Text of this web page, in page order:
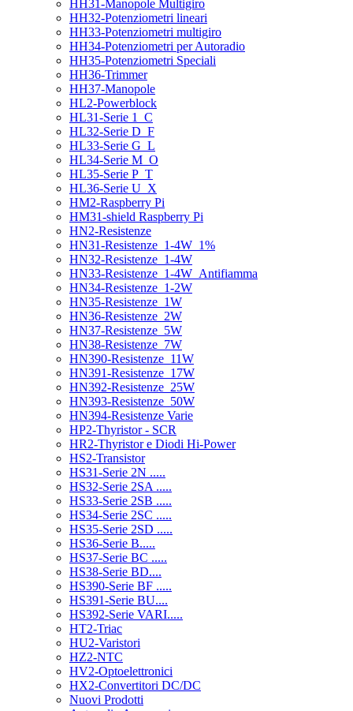
HH31-Manopole Multigiro
HH32-Potenziometri lineari
HH33-Potenziometri multigiro
HH34-Potenziometri per Autoradio
HH35-Potenziometri Speciali
HH36-Trimmer
HH37-Manopole
HL2-Powerblock
HL31-Serie 1_C
HL32-Serie D_F
HL33-Serie G_L
HL34-Serie M_O
HL35-Serie P_T
HL36-Serie U_X
HM2-Raspberry Pi
HM31-shield Raspberry Pi
HN2-Resistenze
HN31-Resistenze_1-4W_1%
HN32-Resistenze_1-4W
HN33-Resistenze_1-4W_Antifiamma
HN34-Resistenze_1-2W
HN35-Resistenze_1W
HN36-Resistenze_2W
HN37-Resistenze_5W
HN38-Resistenze_7W
HN390-Resistenze_11W
HN391-Resistenze_17W
HN392-Resistenze_25W
HN393-Resistenze_50W
HN394-Resistenze Varie
HP2-Thyristor - SCR
HR2-Thyristor e Diodi Hi-Power
HS2-Transistor
HS31-Serie 2N .....
HS32-Serie 2SA .....
HS33-Serie 2SB .....
HS34-Serie 2SC .....
HS35-Serie 2SD .....
HS36-Serie B.....
HS37-Serie BC .....
HS38-Serie BD....
HS390-Serie BF .....
HS391-Serie BU....
HS392-Serie VARI.....
HT2-Triac
HU2-Varistori
HZ2-NTC
HV2-Optoelettronici
HX2-Convertitori DC/DC
Nuovi Prodotti